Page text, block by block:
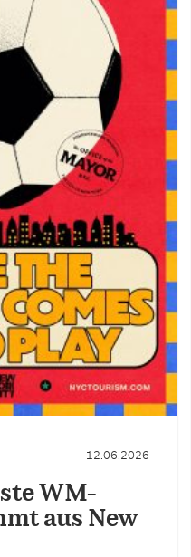
12.06.2026
WM-
aus New